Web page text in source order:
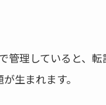
理していると、転
生まれます。